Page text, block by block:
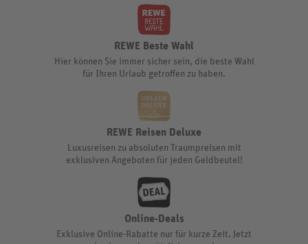
REWE Beste Wahl
Hier können Sie immer sicher sein, die beste Wahl
für Ihren Urlaub getroffen zu haben.
REWE Reisen Deluxe
Luxusreisen zu absoluten Traumpreisen mit
exklusiven Angeboten für jeden Geldbeutel!
Online-Deals
Exklusive Online-Rabatte nur für kurze Zeit. Jetzt